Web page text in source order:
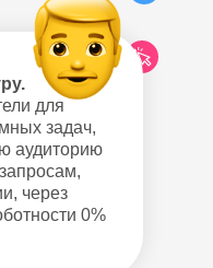
для
задач,
аудиторию
через
0%